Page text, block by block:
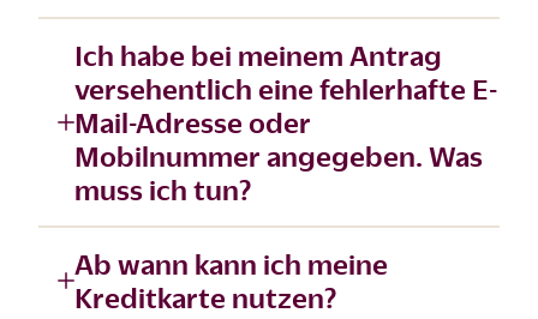
Ich habe bei meinem Antrag
versehentlich eine fehlerhafte E-
Mail-Adresse oder
Mobilnummer angegeben. Was
muss ich tun?
Ab wann kann ich meine
Kreditkarte nutzen?